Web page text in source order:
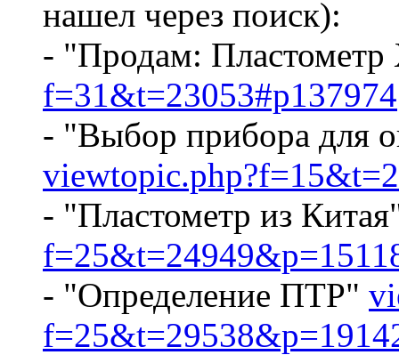
нашел через поиск):
- "Продам:
f=31&t=23053#p137974
- "Выбор прибора для
- "Пластометр из
- "Определение ПТР"